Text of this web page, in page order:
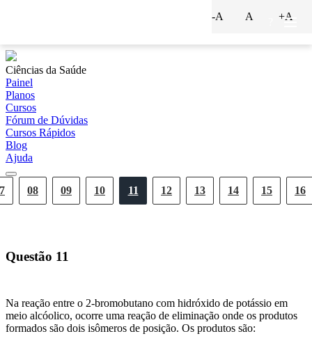
Ciências da Saúde
Painel
Planos
Cursos
Fórum de Dúvidas
Cursos Rápidos
Blog
Ajuda
08 09 10 11 12 13 14 15 16
-A A +A
Questão 11
Na reação entre o 2-bromobutano com hidróxido de potássio em
meio alcóolico, ocorre uma reação de eliminação onde os produtos
formados são dois isômeros de posição. Os produtos são: